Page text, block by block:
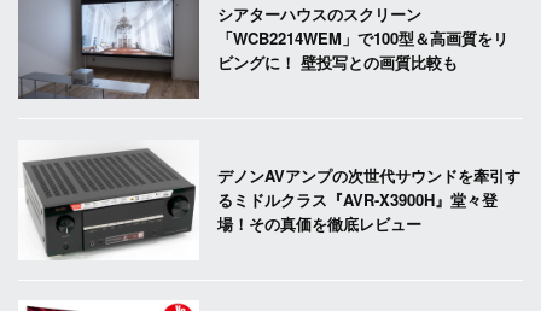
シアターハウスのスクリーン
「WCB2214WEM」で100型＆高画質をリ
ビングに！ 壁投写との画質比較も
デノンAVアンプの次世代サウンドを牽引す
るミドルクラス『AVR-X3900H』堂々登
場！その真価を徹底レビュー